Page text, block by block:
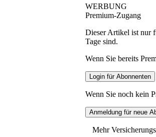
WERBUNG
Premium-Zugang
Dieser Artikel ist nur
Tage sind.
Wenn Sie bereits
Wenn Sie noch kein
Mehr